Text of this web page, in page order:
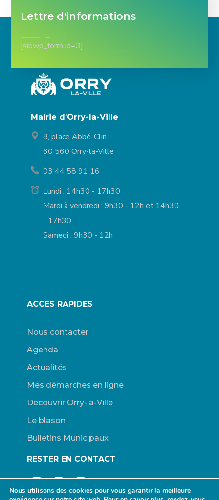
Lettre d'informations
[sibwp_form id=3]
Mairie d'Orry-la-Ville
8, place Abbé-Clin
60 560 Orry-la-Ville
03 44 58 91 16
Lundi : 14h30 - 17h30
Mardi à vendredi : 9h30 - 12h et 14h30
- 17h30
Samedi : 9h30 - 12h
ACCES RAPIDES
Nous contacter
Agenda
Actualités
Mes démarches en ligne
Découvrir Orry-la-Ville
Le blason
Bulletins Municipaux
RESTER EN CONTACT
Nous utilisons des cookies pour vous garantir la meilleure